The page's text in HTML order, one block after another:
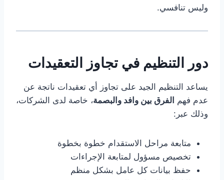
وليس تنافسي.
دور التنظيم في تجاوز التعقيدات
يساعد التنظيم الجيد على تجاوز أي تعقيدات ناتجة عن
عدم فهم الفرق بين وافد والبصمة، خاصة لدى الشركات،
وذلك عبر:
متابعة مراحل الاستقدام خطوة بخطوة
تخصيص مسؤول لمتابعة الإجراءات
حفظ بيانات كل عامل بشكل منظم